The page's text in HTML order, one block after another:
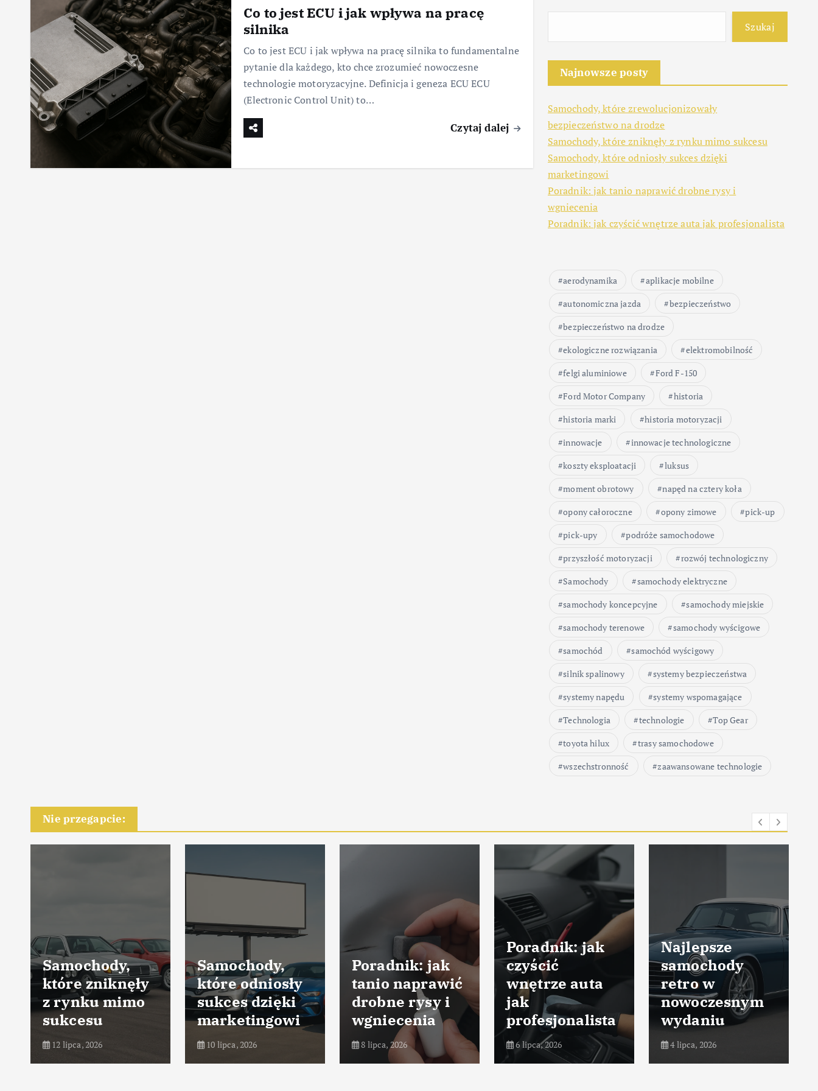
Co to jest ECU i jak wpływa na pracę
silnika
Co to jest ECU i jak wpływa na pracę silnika to fundamentalne
pytanie dla każdego, kto chce zrozumieć nowoczesne
technologie motoryzacyjne. Definicja i geneza ECU ECU
(Electronic Control Unit) to…
Czytaj dalej
Szukaj
Najnowsze posty
Samochody, które zrewolucjonizowały
bezpieczeństwo na drodze
Samochody, które zniknęły z rynku mimo sukcesu
Samochody, które odniosły sukces dzięki
marketingowi
Poradnik: jak tanio naprawić drobne rysy i
wgniecenia
Poradnik: jak czyścić wnętrze auta jak profesjonalista
aerodynamika
aplikacje mobilne
autonomiczna jazda
bezpieczeństwo
bezpieczeństwo na drodze
ekologiczne rozwiązania
elektromobilność
felgi aluminiowe
Ford F-150
Ford Motor Company
historia
historia marki
historia motoryzacji
innowacje
innowacje technologiczne
koszty eksploatacji
luksus
moment obrotowy
napęd na cztery koła
opony całoroczne
opony zimowe
pick-up
pick-upy
podróże samochodowe
przyszłość motoryzacji
rozwój technologiczny
Samochody
samochody elektryczne
samochody koncepcyjne
samochody miejskie
samochody terenowe
samochody wyścigowe
samochód
samochód wyścigowy
silnik spalinowy
systemy bezpieczeństwa
systemy napędu
systemy wspomagające
Technologia
technologie
Top Gear
toyota hilux
trasy samochodowe
wszechstronność
zaawansowane technologie
Nie przegapcie:
Samochody,
które zniknęły
z rynku mimo
sukcesu
12 lipca, 2026
Samochody,
które odniosły
sukces dzięki
marketingowi
10 lipca, 2026
Poradnik: jak
tanio naprawić
drobne rysy i
wgniecenia
8 lipca, 2026
Poradnik: jak
czyścić
wnętrze auta
jak
profesjonalista
6 lipca, 2026
Najlepsze
samochody
retro w
nowoczesnym
wydaniu
4 lipca, 2026